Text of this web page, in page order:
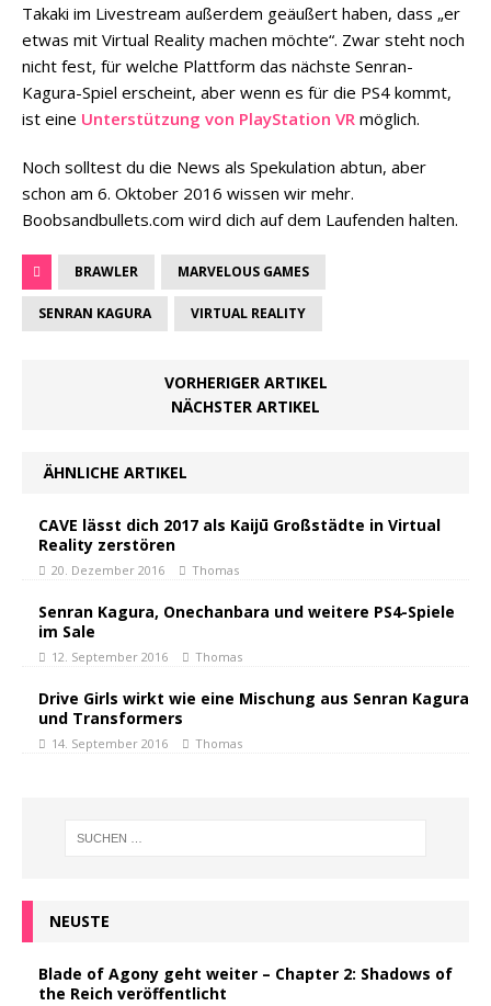
Takaki im Livestream außerdem geäußert haben, dass „er
etwas mit Virtual Reality machen möchte“. Zwar steht noch
nicht fest, für welche Plattform das nächste Senran-
Kagura-Spiel erscheint, aber wenn es für die PS4 kommt,
ist eine Unterstützung von PlayStation VR möglich.
Noch solltest du die News als Spekulation abtun, aber
schon am 6. Oktober 2016 wissen wir mehr.
Boobsandbullets.com wird dich auf dem Laufenden halten.
BRAWLER MARVELOUS GAMES
SENRAN KAGURA VIRTUAL REALITY
VORHERIGER ARTIKEL
NÄCHSTER ARTIKEL
ÄHNLICHE ARTIKEL
CAVE lässt dich 2017 als Kaijū Großstädte in Virtual
Reality zerstören
20. Dezember 2016 Thomas
Senran Kagura, Onechanbara und weitere PS4-Spiele
im Sale
12. September 2016 Thomas
Drive Girls wirkt wie eine Mischung aus Senran Kagura
und Transformers
14. September 2016 Thomas
NEUSTE
Blade of Agony geht weiter – Chapter 2: Shadows of
the Reich veröffentlicht